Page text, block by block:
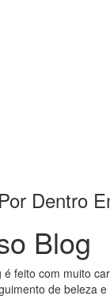
Dentro
Blog
é feito com muito
de beleza